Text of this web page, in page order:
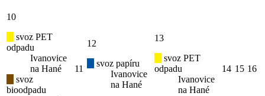
10
svoz PET
odpadu
Ivanovice
na Hané
svoz
bioodpadu
11
12
svoz papíru
Ivanovice
na Hané
13
svoz PET
odpadu
Ivanovice
na Hané
14 15 16